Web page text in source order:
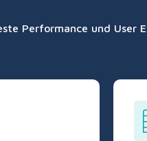
Performance und User